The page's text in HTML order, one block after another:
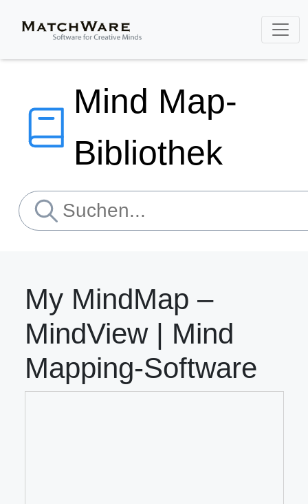
Mind Map-
Bibliothek
My MindMap –
MindView | Mind
Mapping-Software